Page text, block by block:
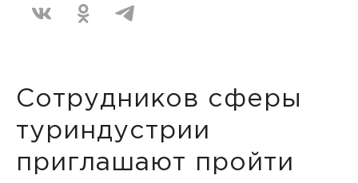
Сотрудников сферы
туриндустрии
приглашают пройти